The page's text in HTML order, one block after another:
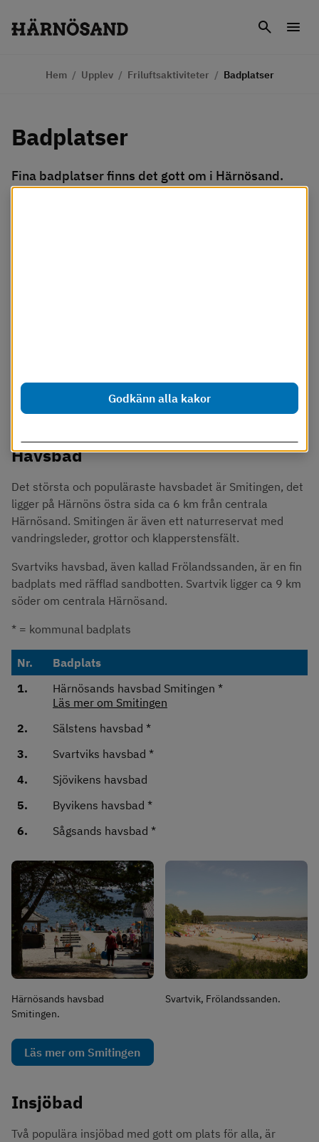
Godkänn alla kakor
Sök
Hem / Upplev / Friluftsaktiviteter / Badplatser
Badplatser
Fina badplatser finns det gott om i Härnösand.
Härliga havsbad med mjuka sandstränder och
Havsbad
Det största och populäraste havsbadet är Smitingen, det
ligger på Härnöns östra sida ca 6 km från centrala
Härnösand. Smitingen är även ett naturreservat med
vandringsleder, grottor och klapperstensfält.
Svartviks havsbad, även kallad Frölandssanden, är en fin
badplats med räfflad sandbotten. Svartvik ligger ca 9 km
söder om centrala Härnösand.
* = kommunal badplats
Havsbad
Nr.
Badplats
1.
Härnösands havsbad Smitingen *
Läs mer om Smitingen
2.
Sälstens havsbad *
3.
Svartviks havsbad *
4.
Sjövikens havsbad
5.
Byvikens havsbad *
6.
Sågsands havsbad *
Härnösands havsbad
Smitingen.
Läs mer om Smitingen
Svartvik, Frölandssanden.
Insjöbad
Två populära insjöbad med gott om plats för alla, är